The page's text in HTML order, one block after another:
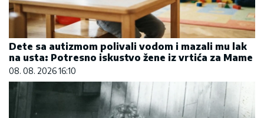
Dete sa autizmom polivali vodom i mazali mu lak
na usta: Potresno iskustvo žene iz vrtića za Mame
08. 08. 2026 16:10